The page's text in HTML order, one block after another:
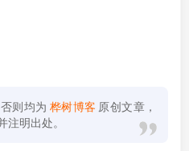
则均为 桦树博客 原创文章，
明出处。